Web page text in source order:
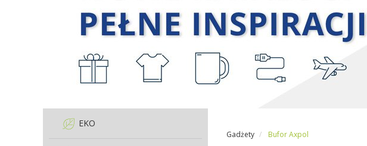
EKO
Gadżety Bufor Axpol